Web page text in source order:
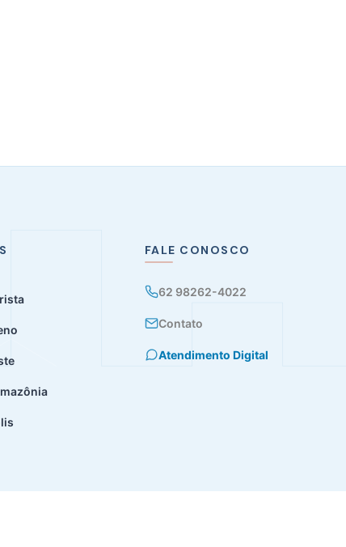
FALE CONOSCO
62 98262-4022
Contato
Atendimento Digital